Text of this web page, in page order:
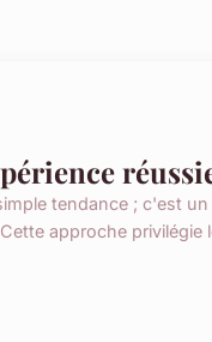
tendance ; c'est
approche privilégie